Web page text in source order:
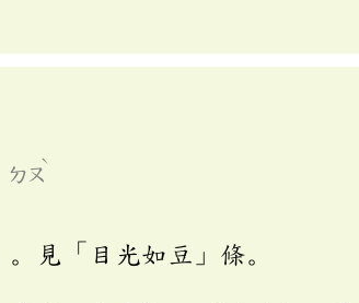
ㄉㄡ
ˋ
見「目光如豆」條。